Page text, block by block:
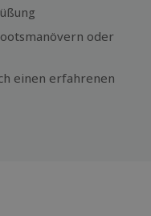
oder
einen erfahrenen